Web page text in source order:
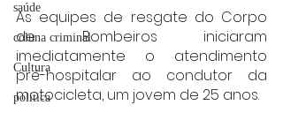
saúde
coluna criminal
Cultura
politica
As equipes de resgate do Corpo
de Bombeiros iniciaram
imediatamente o atendimento
pré-hospitalar ao condutor da
motocicleta, um jovem de 25 anos.